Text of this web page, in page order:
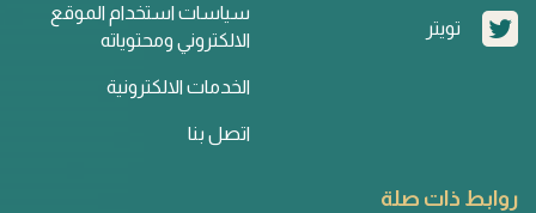
تويتر
سياسات استخدام الموقع
الالكتروني ومحتوياته
الخدمات الالكترونية
اتصل بنا
روابط ذات صلة